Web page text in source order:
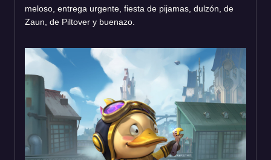
meloso, entrega urgente, fiesta de pijamas, dulzón, de
Zaun, de Piltover y buenazo.